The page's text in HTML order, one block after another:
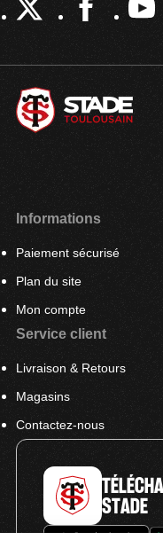
Informations
Paiement sécurisé
Plan du site
Mon compte
Service client
Livraison & Retours
Magasins
Contactez-nous
STADE